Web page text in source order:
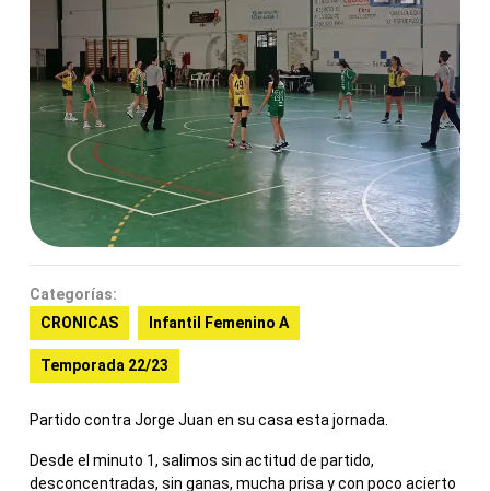
Categorías:
CRONICAS
Infantil Femenino A
Temporada 22/23
Partido contra Jorge Juan en su casa esta jornada.
Desde el minuto 1, salimos sin actitud de partido,
desconcentradas, sin ganas, mucha prisa y con poco acierto